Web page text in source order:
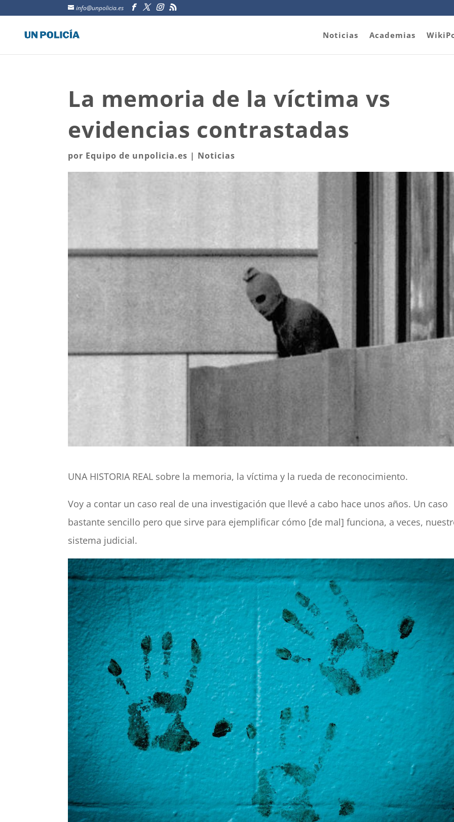
info@unpolicia.es
Noticias Academias
La memoria de la víctima vs
evidencias contrastadas
por Equipo de unpolicia.es | Noticias
UNA HISTORIA REAL sobre la memoria, la víctima y la rueda de reconocimiento.
Voy a contar un caso real de una investigación que llevé a cabo hace unos años. Un caso
bastante sencillo pero que sirve para ejemplificar cómo [de mal] funciona, a veces,
sistema judicial.